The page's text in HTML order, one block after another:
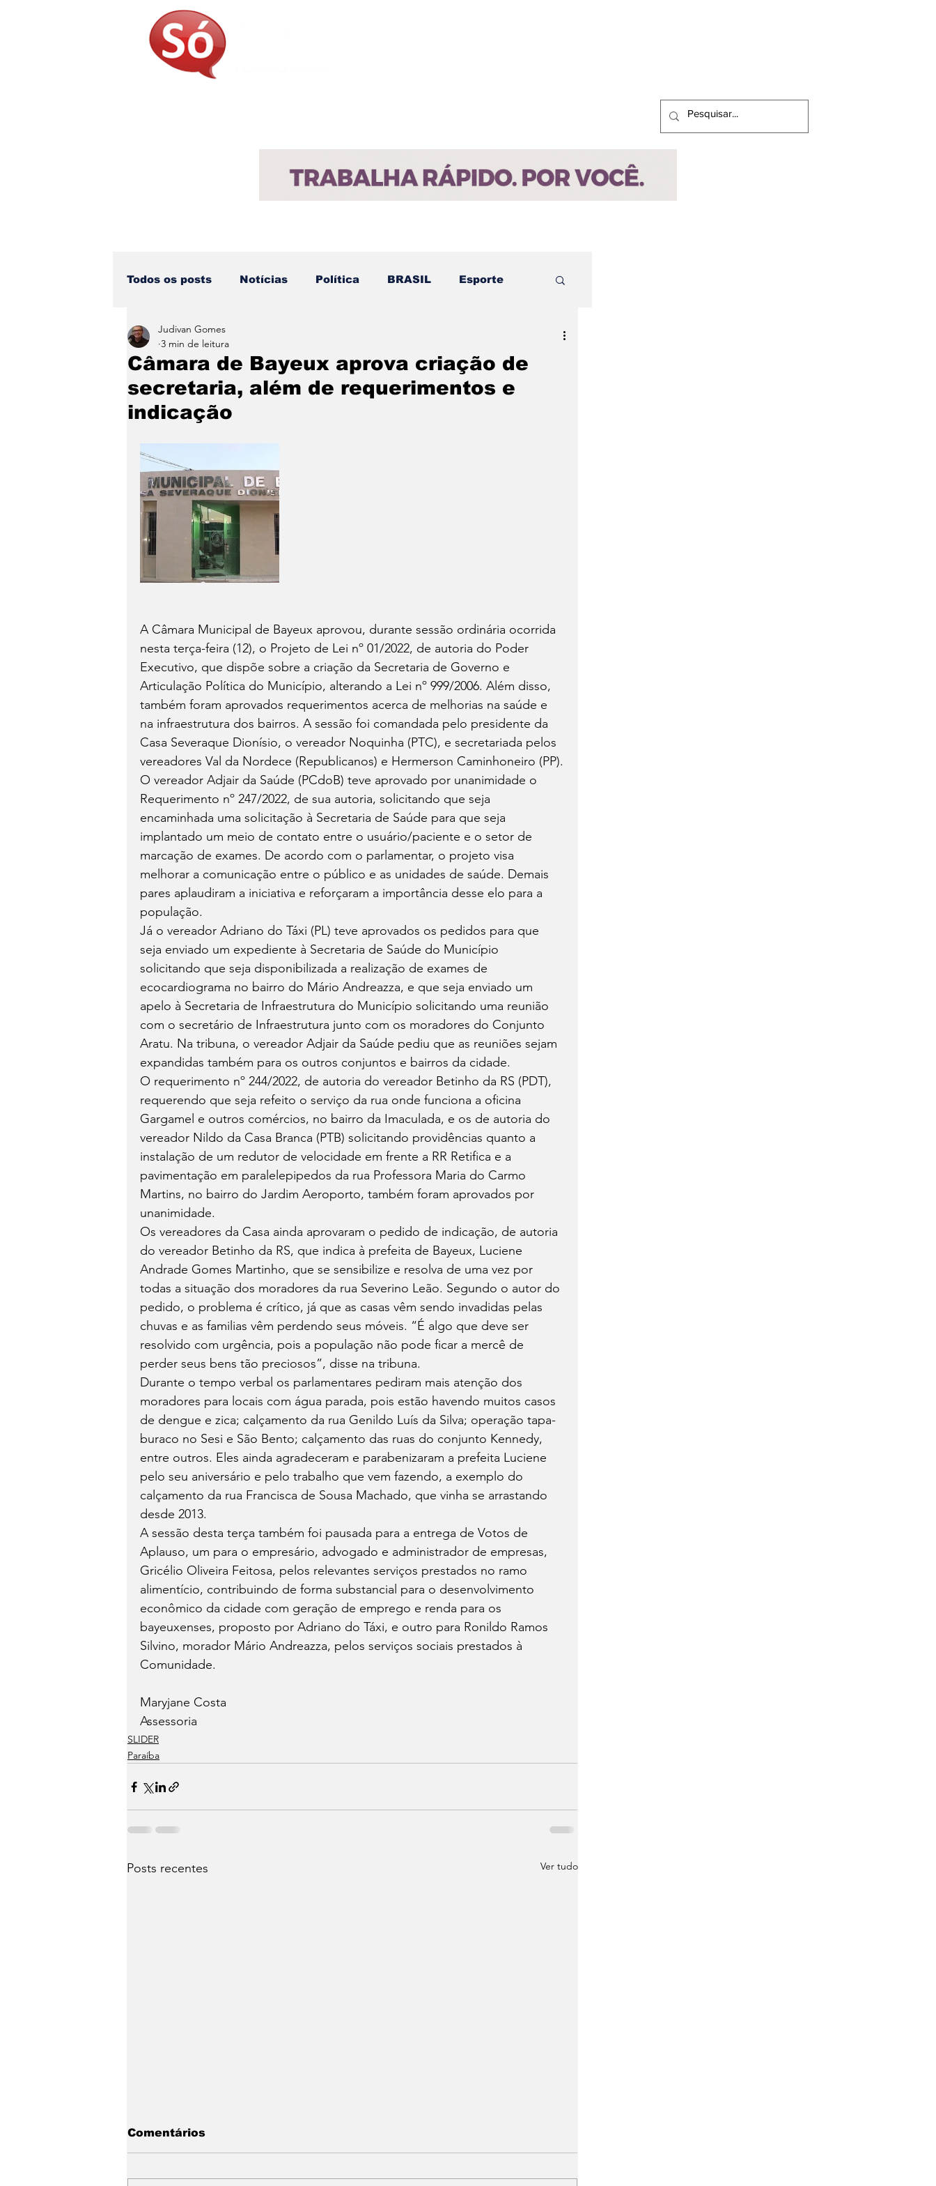
Todos os posts Notícias Política BRASIL Esporte
Entretenimento
Câmara de Bayeux aprova criação de
secretaria, além de requerimentos e
indicação
Judivan Gomes
3 min de leitura
A Câmara Municipal de Bayeux aprovou, durante sessão ordinária ocorrida
nesta terça-feira (12), o Projeto de Lei nº 01/2022, de autoria do Poder
Executivo, que dispõe sobre a criação da Secretaria de Governo e
Articulação Política do Município, alterando a Lei nº 999/2006. Além disso,
também foram aprovados requerimentos acerca de melhorias na saúde e
na infraestrutura dos bairros. A sessão foi comandada pelo presidente da
Casa Severaque Dionísio, o vereador Noquinha (PTC), e secretariada pelos
vereadores Val da Nordece (Republicanos) e Hermerson Caminhoneiro (PP).
O vereador Adjair da Saúde (PCdoB) teve aprovado por unanimidade o
Requerimento nº 247/2022, de sua autoria, solicitando que seja
encaminhada uma solicitação à Secretaria de Saúde para que seja
implantado um meio de contato entre o usuário/paciente e o setor de
marcação de exames. De acordo com o parlamentar, o projeto visa
melhorar a comunicação entre o público e as unidades de saúde. Demais
pares aplaudiram a iniciativa e reforçaram a importância desse elo para a
população.
Já o vereador Adriano do Táxi (PL) teve aprovados os pedidos para que
seja enviado um expediente à Secretaria de Saúde do Município
solicitando que seja disponibilizada a realização de exames de
ecocardiograma no bairro do Mário Andreazza, e que seja enviado um
apelo à Secretaria de Infraestrutura do Município solicitando uma reunião
com o secretário de Infraestrutura junto com os moradores do Conjunto
Aratu. Na tribuna, o vereador Adjair da Saúde pediu que as reuniões sejam
expandidas também para os outros conjuntos e bairros da cidade.
O requerimento nº 244/2022, de autoria do vereador Betinho da RS (PDT),
requerendo que seja refeito o serviço da rua onde funciona a oficina
Gargamel e outros comércios, no bairro da Imaculada, e os de autoria do
vereador Nildo da Casa Branca (PTB) solicitando providências quanto a
instalação de um redutor de velocidade em frente a RR Retifica e a
pavimentação em paralelepipedos da rua Professora Maria do Carmo
Martins, no bairro do Jardim Aeroporto, também foram aprovados por
unanimidade.
Os vereadores da Casa ainda aprovaram o pedido de indicação, de autoria
do vereador Betinho da RS, que indica à prefeita de Bayeux, Luciene
Andrade Gomes Martinho, que se sensibilize e resolva de uma vez por
todas a situação dos moradores da rua Severino Leão. Segundo o autor do
pedido, o problema é crítico, já que as casas vêm sendo invadidas pelas
chuvas e as familias vêm perdendo seus móveis. “É algo que deve ser
resolvido com urgência, pois a população não pode ficar a mercê de
perder seus bens tão preciosos”, disse na tribuna.
Durante o tempo verbal os parlamentares pediram mais atenção dos
moradores para locais com água parada, pois estão havendo muitos casos
de dengue e zica; calçamento da rua Genildo Luís da Silva; operação tapa-
buraco no Sesi e São Bento; calçamento das ruas do conjunto Kennedy,
entre outros. Eles ainda agradeceram e parabenizaram a prefeita Luciene
pelo seu aniversário e pelo trabalho que vem fazendo, a exemplo do
calçamento da rua Francisca de Sousa Machado, que vinha se arrastando
desde 2013.
A sessão desta terça também foi pausada para a entrega de Votos de
Aplauso, um para o empresário, advogado e administrador de empresas,
Gricélio Oliveira Feitosa, pelos relevantes serviços prestados no ramo
alimentício, contribuindo de forma substancial para o desenvolvimento
econômico da cidade com geração de emprego e renda para os
bayeuxenses, proposto por Adriano do Táxi, e outro para Ronildo Ramos
Silvino, morador Mário Andreazza, pelos serviços sociais prestados à
Comunidade.
Maryjane Costa
Assessoria
SLIDER
Paraíba
Posts recentes Ver tudo
Comentários